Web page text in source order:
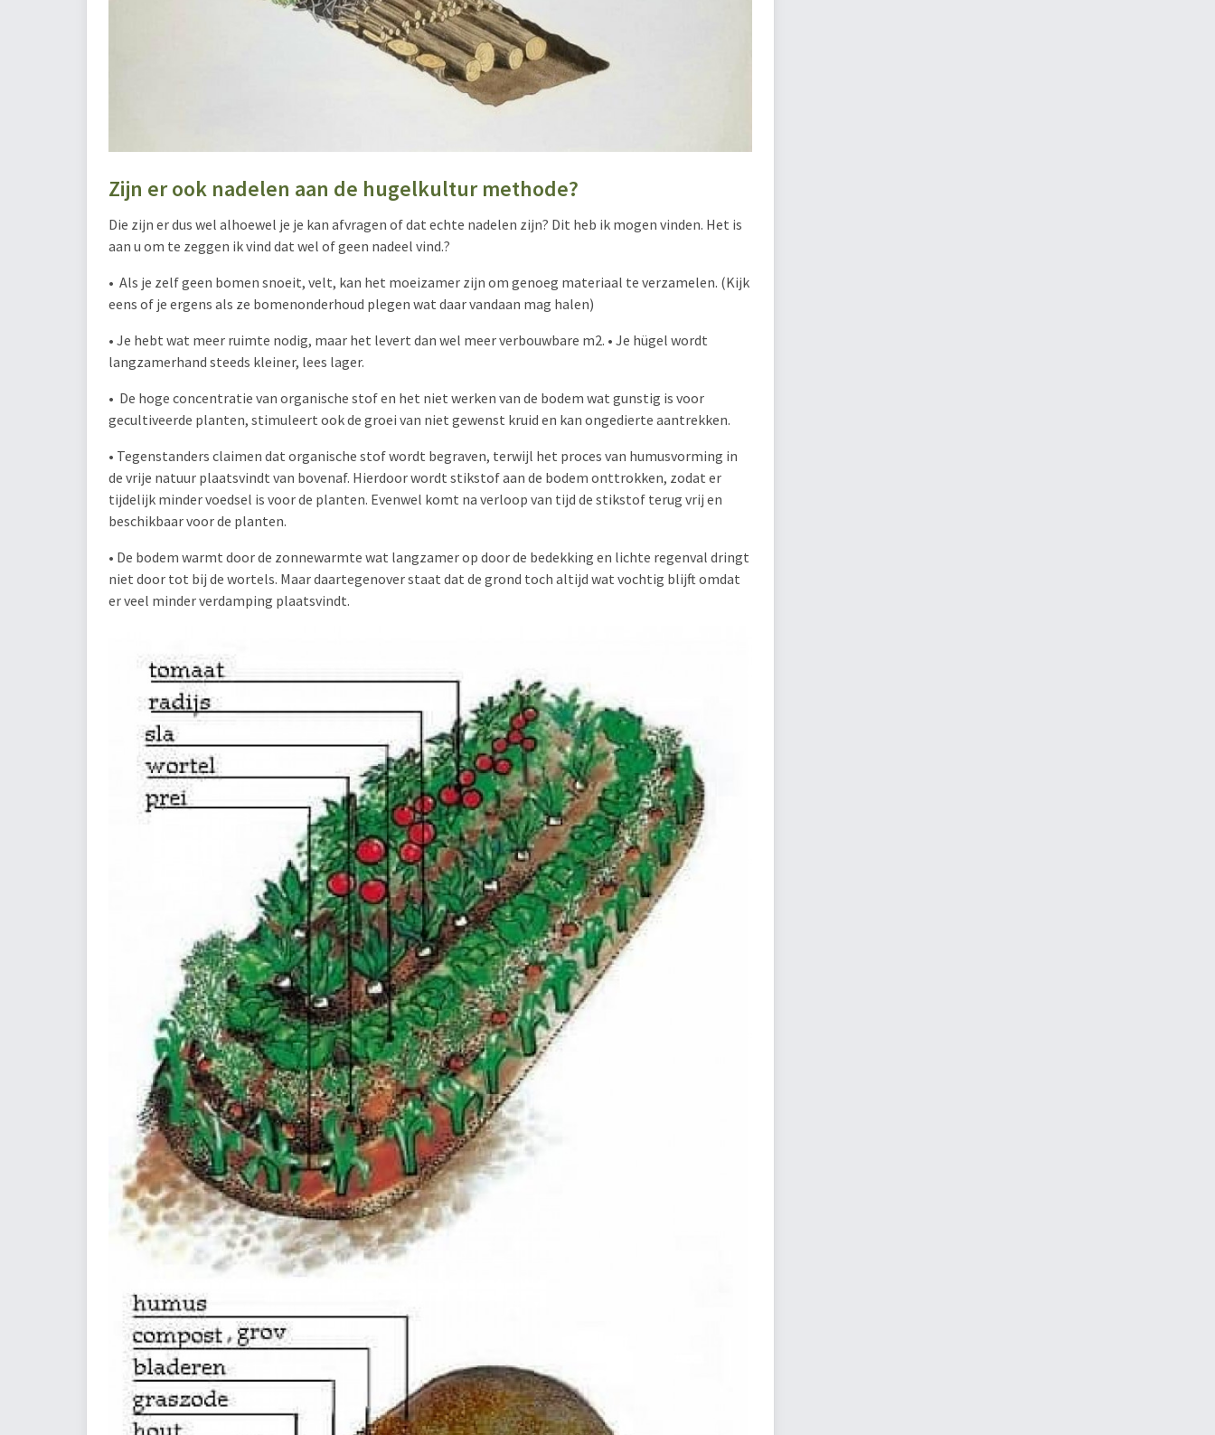
Zijn er ook nadelen aan de hugelkultur methode?
Die zijn er dus wel alhoewel je je kan afvragen of dat echte nadelen zijn? Dit heb ik mogen vinden. Het is
aan u om te zeggen ik vind dat wel of geen nadeel vind.?
• Als je zelf geen bomen snoeit, velt, kan het moeizamer zijn om genoeg materiaal te verzamelen. (Kijk
eens of je ergens als ze bomenonderhoud plegen wat daar vandaan mag halen)
• Je hebt wat meer ruimte nodig, maar het levert dan wel meer verbouwbare m2. • Je hügel wordt
langzamerhand steeds kleiner, lees lager.
• De hoge concentratie van organische stof en het niet werken van de bodem wat gunstig is voor
gecultiveerde planten, stimuleert ook de groei van niet gewenst kruid en kan ongedierte aantrekken.
• Tegenstanders claimen dat organische stof wordt begraven, terwijl het proces van humusvorming in
de vrije natuur plaatsvindt van bovenaf. Hierdoor wordt stikstof aan de bodem onttrokken, zodat er
tijdelijk minder voedsel is voor de planten. Evenwel komt na verloop van tijd de stikstof terug vrij en
beschikbaar voor de planten.
• De bodem warmt door de zonnewarmte wat langzamer op door de bedekking en lichte regenval dringt
niet door tot bij de wortels. Maar daartegenover staat dat de grond toch altijd wat vochtig blijft omdat
er veel minder verdamping plaatsvindt.